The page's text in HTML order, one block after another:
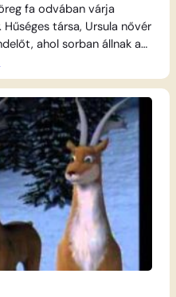
fa odvában várja
társa, Ursula nővér
ahol sorban állnak a
állatok. A bölcs
legyen szó a sírós
a náthás oroszlánról. A